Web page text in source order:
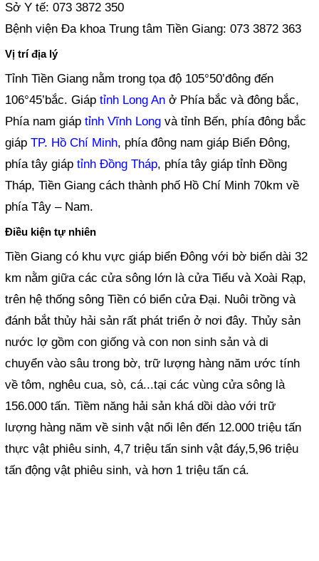
Sở Y tế: 073 3872 350
Bệnh viện Đa khoa Trung tâm Tiền Giang: 073 3872 363
Vị trí địa lý
Tỉnh Tiền Giang nằm trong tọa độ 105°50’đông đến
106°45’bắc. Giáptỉnh Long An ở Phía bắc và đông bắc,
Phía nam giáptỉnh Vĩnh Long và tỉnh Bến, phía đông bắc
giápTP. Hồ Chí Minh, phía đông nam giáp Biển Đông,
phía tây giáptỉnh Đồng Tháp, phía tây giáp tỉnh Đồng
Tháp, Tiền Giang cách thành phố Hồ Chí Minh 70km về
phía Tây – Nam.
Điều kiện tự nhiên
Tiền Giang có khu vực giáp biển Đông với bờ biển dài 32
km nằm giữa các cửa sông lớn là cửa Tiểu và Xoài Rạp,
trên hệ thống sông Tiền có biển cửa Đại. Nuôi trồng và
đánh bắt thủy hải sản rất phát triển ở nơi đây. Thủy sản
nước lợ gồm con giống và con non sinh sản và di
chuyển vào sâu trong bờ, trữ lượng hàng năm ước tính
về tôm, nghêu cua, sò, cá...tại các vùng cửa sông là
156.000 tấn. Tiềm năng hải sản khá dồi dào với trữ
lượng hàng năm về sinh vật nổi lên đến 12.000 triệu tấn
thực vật phiêu sinh, 4,7 triệu tấn sinh vật đáy,5,96 triệu
tấn động vật phiêu sinh, và hơn 1 triệu tấn cá.